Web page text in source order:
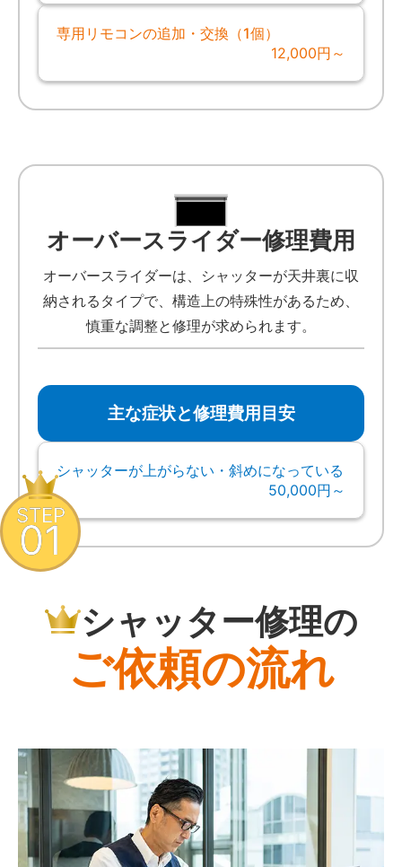
専用リモコンの追加・交換（1個）
12,000円～
オーバースライダー修理費用
オーバースライダーは、シャッターが天井裏に収
納されるタイプで、構造上の特殊性があるため、
慎重な調整と修理が求められます。
主な症状と修理費用目安
シャッターが上がらない・斜めになっている
50,000円～
シャッター修理の
ご依頼の流れ
STEP
01